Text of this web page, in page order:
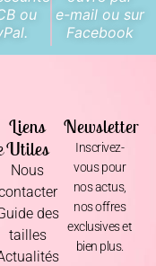
ou
e-mail ou sur
Facebook
Liens
Utiles
Nous
des
tailles
Newsletter
Inscrivez-
vous pour
nos actus,
nos offres
exclusives et
bien plus.